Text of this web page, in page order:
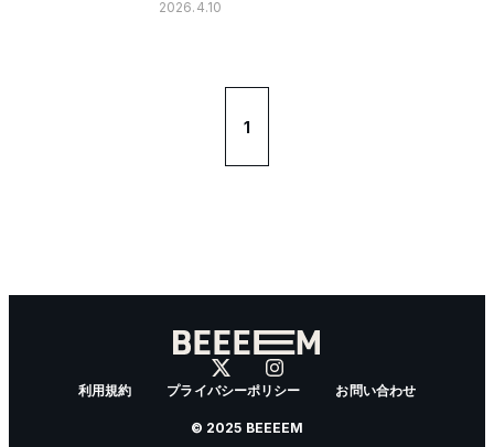
2026.4.10
1
利用規約 プライバシーポリシー お問い合わせ
© 2025 BEEEEM